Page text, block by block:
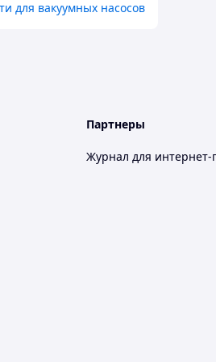
для вакуумных насосов
Партнеры
Журнал для